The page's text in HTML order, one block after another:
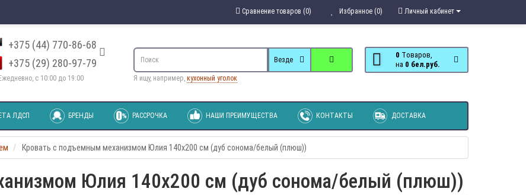
Личный кабинет
Избранное (0)
Сравнение товаров (0)
+375 (44) 770-86-68
+375 (29) 280-97-79
Ежедневно, с 10:00 до 19:00
0 Tоваров,
на
0 бел.руб.
Везде
Я ищу, например, кухонный уголок
ЛДСП БРЕНДЫ РАССРОЧКА НАШИ ПРЕИМУЩЕСТВА КОНТАКТЫ ДОСТАВКА
Кровать с подъемным механизмом Юлия 140х200 см (дуб сонома/белый (плюш))
Юлия 140х200 см (дуб сонома/белый (плюш))